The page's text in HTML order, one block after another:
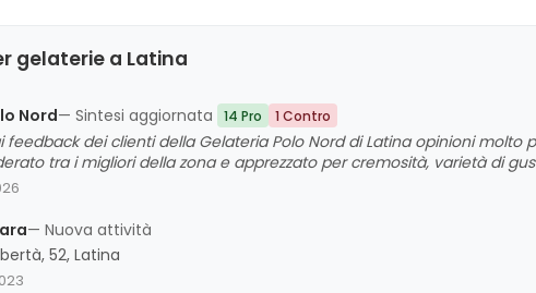
gelaterie a Latina
Nord— Sintesi aggiornata 14 Pro 1 Contro
feedback dei clienti della Gelateria Polo Nord di Latina opinioni molto
tra i migliori della zona e apprezzato per cremosità, varietà di
la rapidità del servizio sono elementi frequentemente menzionati
molto favorevole, con alcuni suggerimenti di miglioramento
— Nuova attività
52, Latina